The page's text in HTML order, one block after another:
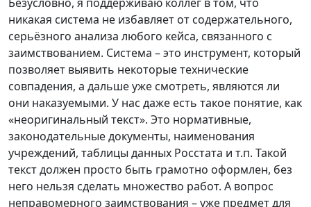
никакая система не избавляет от содержательного,
серьёзного анализа любого кейса, связанного с
заимствованием. Система – это инструмент, который
позволяет выявить некоторые технические
совпадения, а дальше уже смотреть, являются ли
они наказуемыми. У нас даже есть такое понятие, как
«неоригинальный текст». Это нормативные,
законодательные документы, наименования
учреждений, таблицы данных Росстата и т.п. Такой
текст должен просто быть грамотно оформлен, без
него нельзя сделать множество работ. А вопрос
неправомерного заимствования – уже предмет для